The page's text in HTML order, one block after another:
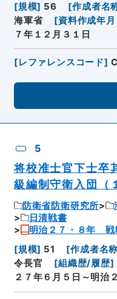
[規模] 56 [作成者名
海軍省
[資料作成年月
７年１２月３１日
[レファレンスコード]
5
将校准士官下士
級編制守衛入団（
防衛省防衛研究所
日清戦書
明治２７・８年
[規模] 51 [作成者名
令長官
[組織歴/履歴]
２７年６月５日～明治